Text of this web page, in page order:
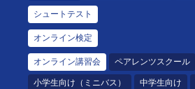
シュートテスト
オンライン検定
オンライン講習会 ペアレンツスクール
小学生向け（ミニバス） 中学生向け